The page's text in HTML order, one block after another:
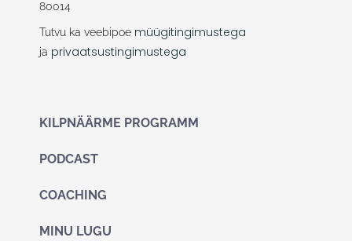
o
m
80014
Tutvu ka veebipoe müügitingimustega
ja privaatsustingimustega
KILPNÄÄRME PROGRAMM
PODCAST
COACHING
MINU LUGU